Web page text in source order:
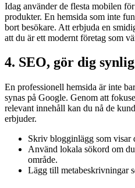
Idag använder de flesta mobilen
produkter. En hemsida som inte
bort besökare. Att erbjuda en
att du är ett modernt företag som
4. SEO, gör dig
En professionell hemsida är inte
synas på Google. Genom att
relevant innehåll kan du nå de
erbjuder.
Skriv blogginlägg som visar
Använd lokala sökord om
område.
Lägg till metabeskrivningar